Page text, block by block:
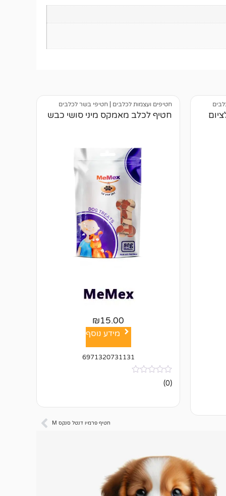
חטיפים ועצמות לכלבים | חטיפי בשר לכלבים
חטיף לכלב מאמקס מיני סושי כבש
₪15.00
מידע נוסף
6971320731131
אין
ביקורות
(0)
חטיף פרמיו דנטל סנקס M